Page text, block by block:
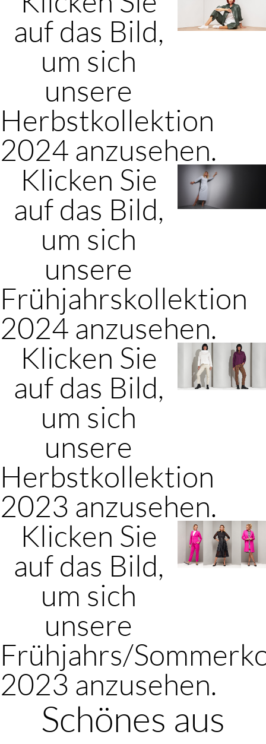
auf das Bild,
um sich
unsere
Herbstkollektion
2024 anzusehen.
Klicken Sie
auf das Bild,
um sich
unsere
Frühjahrskollektion
2024 anzusehen.
Klicken Sie
auf das Bild,
um sich
unsere
Herbstkollektion
2023 anzusehen.
Klicken Sie
auf das Bild,
um sich
unsere
Frühjahrs/
2023 anzusehen.
Schönes aus